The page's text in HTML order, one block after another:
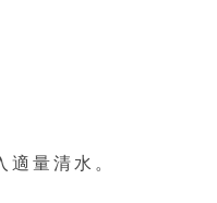
量清水。